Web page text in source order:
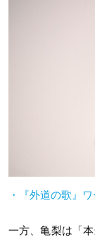
・『外道の歌』
一方、亀梨は「